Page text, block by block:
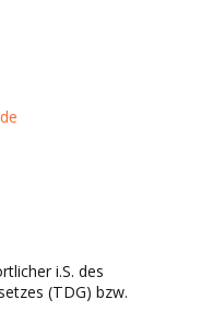
i.S. des
(TDG) bzw.